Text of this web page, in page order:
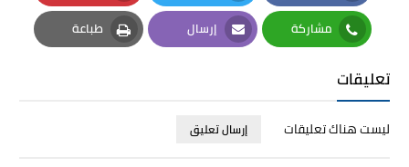
Facebook
Twitter
Pinterest
مشاركة
Whatsapp
إرسال
Email
طباعة
Print
تعليقات
ليست هناك تعليقات إرسال تعليق